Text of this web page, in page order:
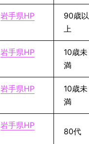
岩手県HP
90歳以
上
岩手県HP
10歳未
満
岩手県HP
10歳未
満
岩手県HP
80代